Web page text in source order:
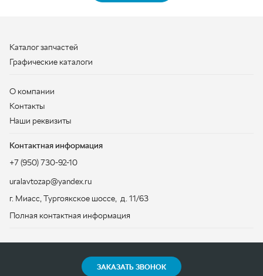
Контактная информация
+7 (950) 730-92-10
uralavtozap@yandex.ru
г. Миасс, Тургоякское шоссе, д. 11/63
Полная контактная информация
Политика конфиденциальности